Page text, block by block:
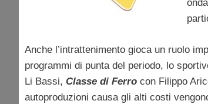
Anche l’intrattenimento gioca un ruolo
programmi di punta del periodo, lo
Li Bassi, Classe di Ferro con Filippo
autoproduzioni causa gli alti costi